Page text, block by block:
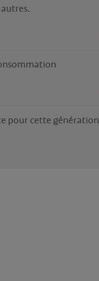
pour cette génération